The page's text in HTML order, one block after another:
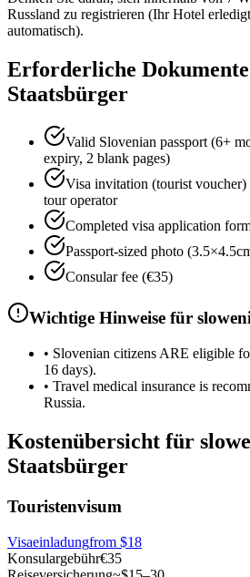
Russland zu registrieren (Ihr Hotel
automatisch).
Erforderliche
Staatsbürger
Valid Slovenian passport (6+
expiry, 2 blank pages)
Visa invitation (tourist voucher)
tour operator
Completed visa application
Passport-sized photo
Consular fee (€35)
Wichtige Hinweise für
• Slovenian citizens ARE eligible
16 days).
• Travel medical insurance is
Russia.
Kostenübersicht für
Staatsbürger
Touristenvisum
Visaeinladungfrom $18
Konsulargebühr€35